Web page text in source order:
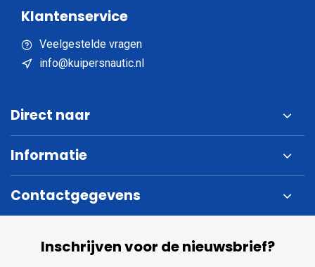
Klantenservice
Veelgestelde vragen
info@kuipersnautic.nl
Direct naar
Informatie
Contactgegevens
Inschrijven voor de nieuwsbrief?